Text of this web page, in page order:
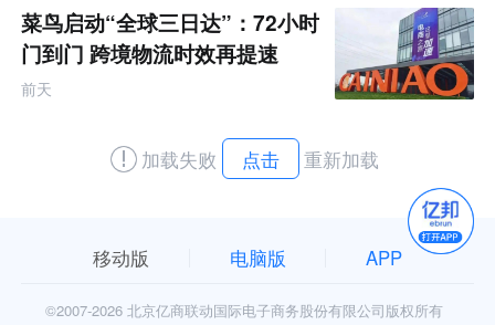
菜鸟启动“全球三日达”：72小时
门到门 跨境物流时效再提速
前天
加载失败 点击 重新加载
移动版 电脑版 APP
©2007-2026 北京亿商联动国际电子商务股份有限公司版权所有